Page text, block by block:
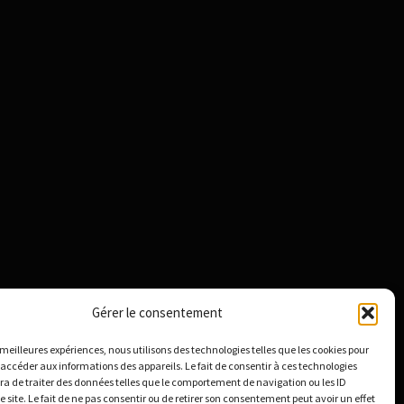
Gérer le consentement
expériences, nous utilisons des technologies telles que les cookies pour
aux informations des appareils. Le fait de consentir à ces technologies
de traiter des données telles que le comportement de navigation ou les ID
site. Le fait de ne pas consentir ou de retirer son consentement peut avoir un effet